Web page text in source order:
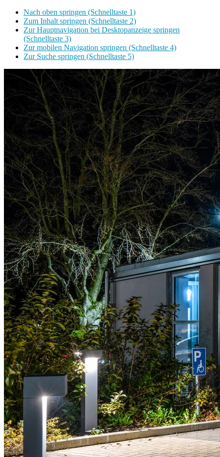
Nach oben springen (Schnelltaste 1)
Zum Inhalt springen (Schnelltaste 2)
Zur Hauptnavigation bei Desktopanzeige springen
(Schnelltaste 3)
Zur mobilen Navigation springen (Schnelltaste 4)
Zur Suche springen (Schnelltaste 5)